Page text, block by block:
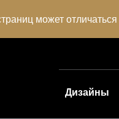
может
Дизайны